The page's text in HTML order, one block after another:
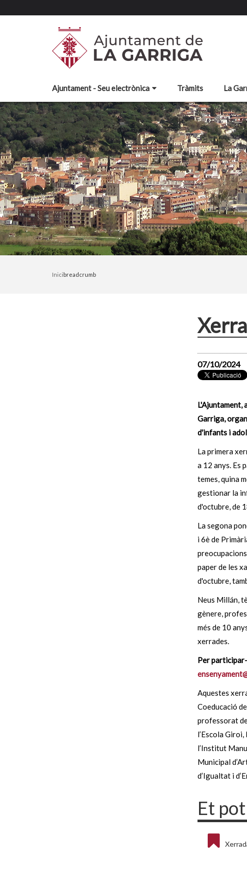
Ajuntament - Seu electrònica Tràmits La
Inicibreadcrumb
07/10/2024
L'Ajuntament,
Garriga,
d'infants i
La primera
a 12 anys. Es
temes, quina
gestionar la
d'octubre, de
La segona
i 6è de
paper de les
d'octubre,
Neus Millán,
gènere,
més de 10
xerrades.
Per
Aquestes
Coeducació
professorat de
l’Escola Giroi,
l’Institut
Municipal
d’Igualtat i
Et